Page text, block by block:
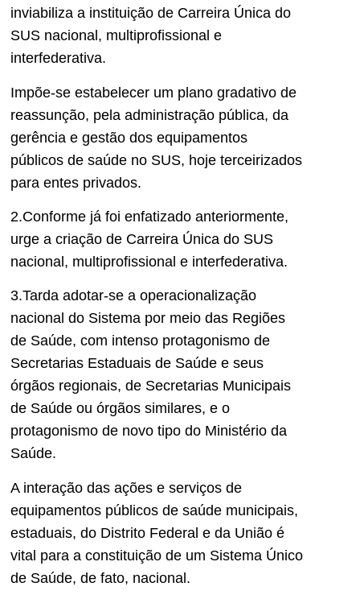
inviabiliza a instituição de Carreira Única do
SUS nacional, multiprofissional e
interfederativa.
Impõe-se estabelecer um plano gradativo de
reassunção, pela administração pública, da
gerência e gestão dos equipamentos
públicos de saúde no SUS, hoje terceirizados
para entes privados.
2.Conforme já foi enfatizado anteriormente,
urge a criação de Carreira Única do SUS
nacional, multiprofissional e interfederativa.
3.Tarda adotar-se a operacionalização
nacional do Sistema por meio das Regiões
de Saúde, com intenso protagonismo de
Secretarias Estaduais de Saúde e seus
órgãos regionais, de Secretarias Municipais
de Saúde ou órgãos similares, e o
protagonismo de novo tipo do Ministério da
Saúde.
A interação das ações e serviços de
equipamentos públicos de saúde municipais,
estaduais, do Distrito Federal e da União é
vital para a constituição de um Sistema Único
de Saúde, de fato, nacional.